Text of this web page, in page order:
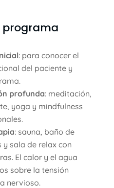
programa
: para conocer el
del paciente y
profunda: meditación,
yoga y mindfulness
: sauna, baño de
sala de relax con
El calor y el agua
sobre la tensión
nervioso.